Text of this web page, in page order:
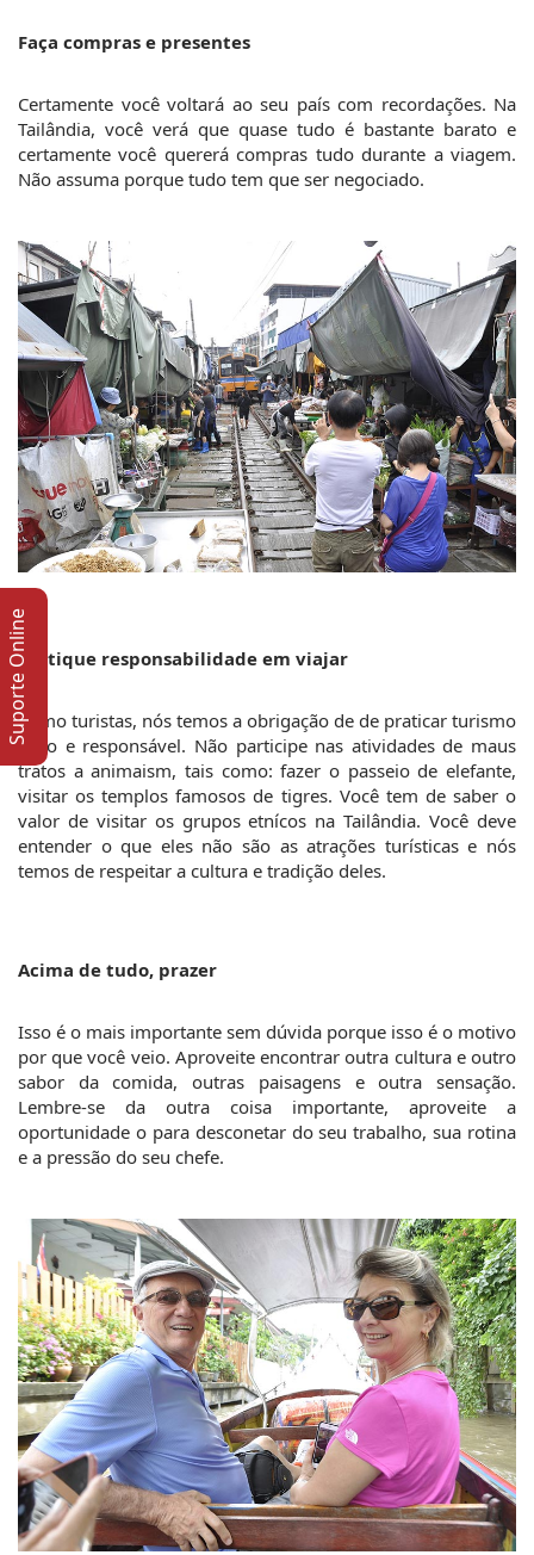
Faça compras e presentes
Certamente você voltará ao seu país com recordações. Na
Tailândia, você verá que quase tudo é bastante barato e
certamente você quererá compras tudo durante a viagem.
Não assuma porque tudo tem que ser negociado.
Pratique responsabilidade em viajar
Como turistas, nós temos a obrigação de de praticar turismo
ético e responsável. Não participe nas atividades de maus
tratos a animaism, tais como: fazer o passeio de elefante,
visitar os templos famosos de tigres. Você tem de saber o
valor de visitar os grupos etnícos na Tailândia. Você deve
entender o que eles não são as atrações turísticas e nós
temos de respeitar a cultura e tradição deles.
Acima de tudo, prazer
Isso é o mais importante sem dúvida porque isso é o motivo
por que você veio. Aproveite encontrar outra cultura e outro
sabor da comida, outras paisagens e outra sensação.
Lembre-se da outra coisa importante, aproveite a
oportunidade o para desconetar do seu trabalho, sua rotina
e a pressão do seu chefe.
Suporte Online